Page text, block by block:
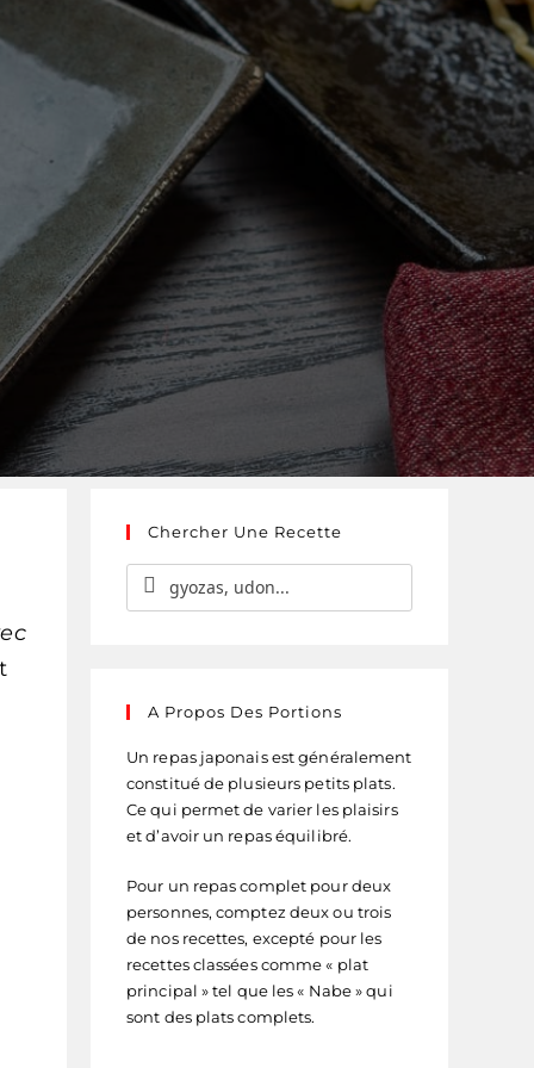
Chercher Une Recette
A Propos Des Portions
Un repas japonais est généralement
constitué de plusieurs petits plats.
Ce qui permet de varier les plaisirs
et d’avoir un repas équilibré.
Pour un repas complet pour deux
personnes, comptez deux ou trois
de nos recettes, excepté pour les
recettes classées comme « plat
principal » tel que les « Nabe » qui
sont des plats complets.